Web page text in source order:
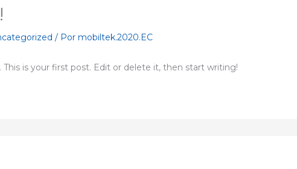
/ Pormobiltek.2020.EC
is your first post. Edit or delete it, then start writing!